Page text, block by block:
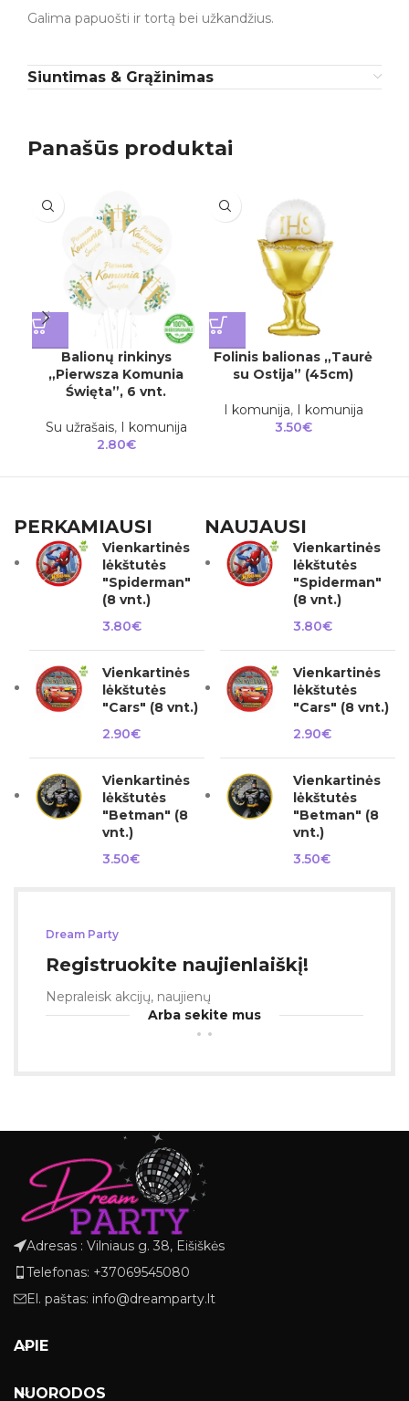
Galima papuošti ir tortą bei užkandžius.
Siuntimas & Grąžinimas
Panašūs produktai
Balionų rinkinys
„Pierwsza Komunia
Święta”, 6 vnt.
Su užrašais, I komunija
2.80€
Folinis balionas „Taurė
su Ostija” (45cm)
I komunija, I komunija
3.50€
PERKAMIAUSI
Vienkartinės
lėkštutės
"Spiderman"
(8 vnt.)
3.80€
Vienkartinės
lėkštutės
"Cars" (8 vnt.)
2.90€
Vienkartinės
lėkštutės
"Betman" (8
vnt.)
3.50€
NAUJAUSI
Vienkartinės
lėkštutės
"Spiderman"
(8 vnt.)
3.80€
Vienkartinės
lėkštutės
"Cars" (8 vnt.)
2.90€
Vienkartinės
lėkštutės
"Betman" (8
vnt.)
3.50€
Dream Party
Registruokite naujienlaiškį!
Nepraleisk akcijų, naujienų
Arba sekite mus
Adresas : Vilniaus g. 38, Eišiškės
Telefonas: +37069545080
El. paštas: info@dreamparty.lt
APIE
NUORODOS